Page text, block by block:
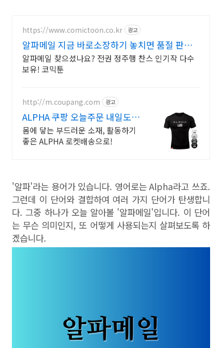
https://www.comictoon.co.kr 광고
알파메일 지금 바로소장하기 놓치면 품절 판타
지 전권세트
알파메일 찾으셨나요? 전권 정주행 찬스 인기작 다수
보유! 코믹툰
http://m.coupang.com 광고
ALPHA 쿠팡 오늘주문 내일도착
로켓배송
몸에 닿는 부드러운 소재, 활동하기
좋은 ALPHA 로켓배송으로!
'알파'라는 용어가 있습니다. 영어로는 Alpha라고 쓰죠.
그런데 이 단어와 결합하여 여러 가지 단어가 탄생합니
다. 그중 하나가 오늘 알아볼 '알파메일'입니다. 이 단어
는 무슨 의미인지, 또 어떻게 사용되는지 살펴보도록 하
겠습니다.